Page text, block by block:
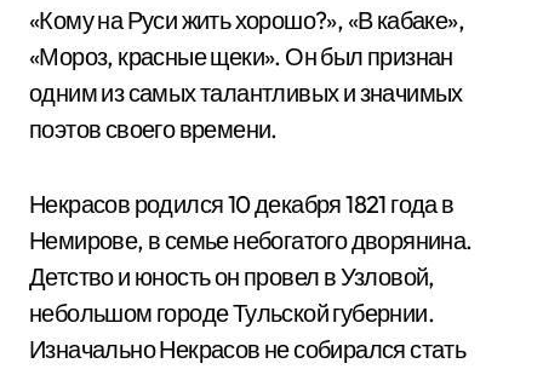
«Кому на Руси жить хорошо?», «В кабаке»,
«Мороз, красные щеки». Он был признан
одним из самых талантливых и значимых
поэтов своего времени.
Некрасов родился 10 декабря 1821 года в
Немирове, в семье небогатого дворянина.
Детство и юность он провел в Узловой,
небольшом городе Тульской губернии.
Изначально Некрасов не собирался стать